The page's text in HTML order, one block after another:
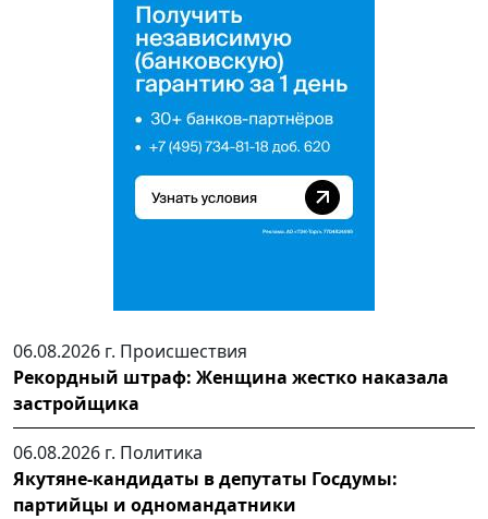
06.08.2026 г. Происшествия
Рекордный штраф: Женщина жестко наказала
застройщика
06.08.2026 г. Политика
Якутяне-кандидаты в депутаты Госдумы:
партийцы и одномандатники